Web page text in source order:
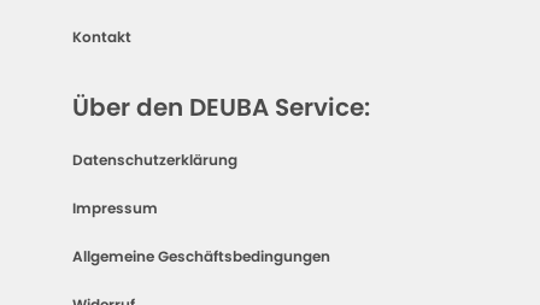
Kontakt
Über den DEUBA Service:
Datenschutzerklärung
Impressum
Allgemeine Geschäftsbedingungen